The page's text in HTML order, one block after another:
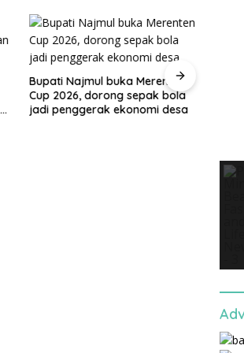
Bupati Najmul buka Merenten
Cup 2026, dorong sepak bola
jadi penggerak ekonomi desa